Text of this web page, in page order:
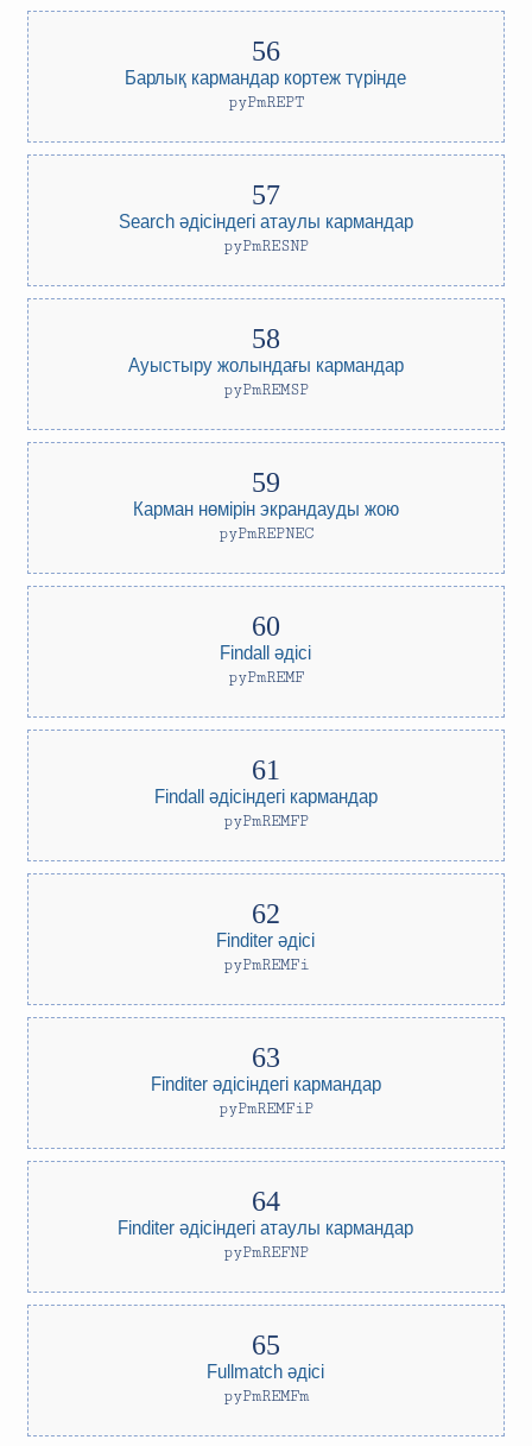
Барлық кармандар кортеж түрінде
pyPmREPT
Search әдісіндегі атаулы кармандар
pyPmRESNP
Ауыстыру жолындағы кармандар
pyPmREMSP
Карман нөмірін экрандауды жою
pyPmREPNEC
Findall әдісі
pyPmREMF
Findall әдісіндегі кармандар
pyPmREMFP
Finditer әдісі
pyPmREMFi
Finditer әдісіндегі кармандар
pyPmREMFiP
Finditer әдісіндегі атаулы кармандар
pyPmREFNP
Fullmatch әдісі
pyPmREMFm